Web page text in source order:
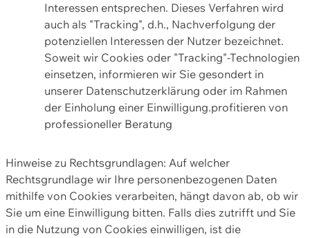
Interessen entsprechen. Dieses Verfahren wird
auch als "Tracking", d.h., Nachverfolgung der
potenziellen Interessen der Nutzer bezeichnet.
Soweit wir Cookies oder "Tracking"-Technologien
einsetzen, informieren wir Sie gesondert in
unserer Datenschutzerklärung oder im Rahmen
der Einholung einer Einwilligung.profitieren von
professioneller Beratung
Hinweise zu Rechtsgrundlagen: Auf welcher
Rechtsgrundlage wir Ihre personenbezogenen Daten
mithilfe von Cookies verarbeiten, hängt davon ab, ob wir
Sie um eine Einwilligung bitten. Falls dies zutrifft und Sie
in die Nutzung von Cookies einwilligen, ist die